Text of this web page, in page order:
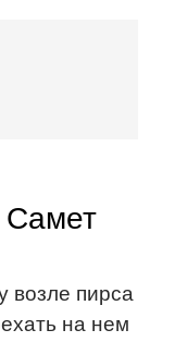
Самет
возле пирса
на нем